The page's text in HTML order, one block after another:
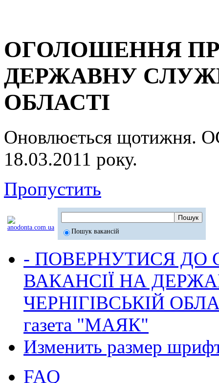
ОГОЛОШЕННЯ
ДЕРЖАВНУ
ОБЛАСТІ
Оновлюється
18.03.2011 року.
Пропустить
Пошук вакансій
- ПОВЕРНУТИСЯ ДО
ВАКАНСІЇ НА
ЧЕРНІГІВСЬКІЙ
газета "МАЯК"
Изменить размер
FAQ